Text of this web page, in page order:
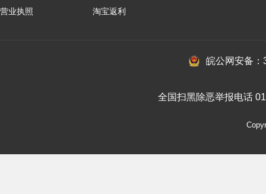
营业执照 淘宝返利
皖公网安备
全国扫黑除恶举报电话